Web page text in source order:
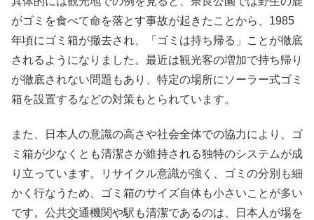
がゴミを食べて命を落とす事故が起きたことから、1985
年頃にゴミ箱が撤去され、「ゴミは持ち帰る」ことが徹底
されるようになりました。最近は観光客の増加で持ち帰り
が徹底されない問題もあり、特定の場所にソーラー式ゴミ
箱を設置するなどの対策もとられています。
また、日本人の意識の高さや社会全体での協力により、ゴ
ミ箱が少なくとも清潔さが維持される独特のシステムが成
り立っています。リサイクル意識が強く、ゴミの分別も細
かく行なうため、ゴミ箱のサイズ自体も小さいことが多い
です。公共交通機関や駅も清潔であるのは、日本人が場を